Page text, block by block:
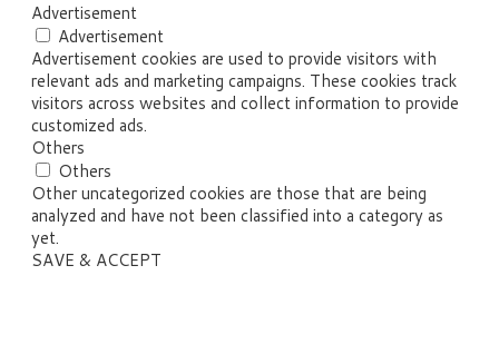
Advertisement
Advertisement
Advertisement cookies are used to provide visitors with
relevant ads and marketing campaigns. These cookies track
visitors across websites and collect information to provide
customized ads.
Others
Others
Other uncategorized cookies are those that are being
analyzed and have not been classified into a category as
yet.
SAVE & ACCEPT